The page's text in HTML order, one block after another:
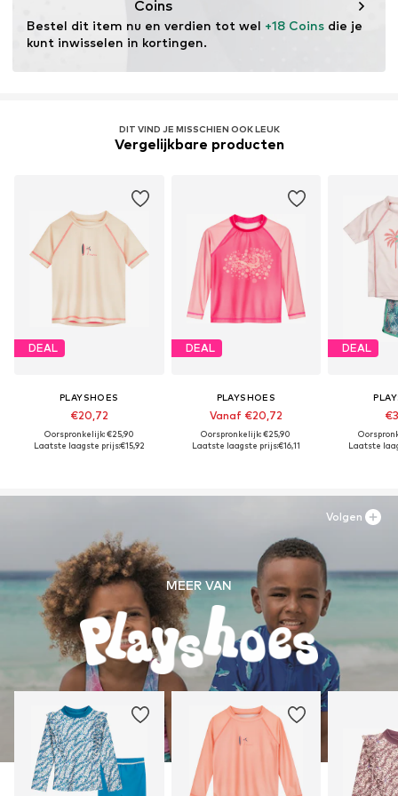
de behoefte aan grondstoffen verminderen, afval
voorkomen en natuurlijke hulpbronnen behouden.
Meer informatie
Coins
Bestel dit item nu en verdien tot wel +18 Coins die je
kunt inwisselen in kortingen.
DIT VIND JE MISSCHIEN OOK LEUK
Vergelijkbare producten
DEAL
PLAYSHOES
€20,72
Oorspronkelijk: €25,90
Laatste laagste prijs:€15,92
DEAL
PLAYSHOES
Vanaf €20,72
Oorspronkelijk: €25,90
Laatste laagste prijs:€16,11
DEAL
Laatste
MEER VAN
Volgen